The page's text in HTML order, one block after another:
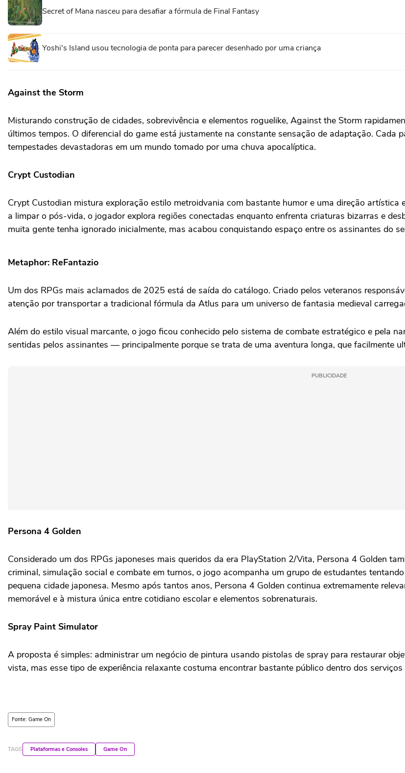
Secret of Mana nasceu para desafiar a fórmula de Final Fantasy
Yoshi's Island usou tecnologia de ponta para parecer desenhado por uma criança
Against the Storm
Misturando construção de cidades, sobrevivência e elementos roguelike, Against the Storm
últimos tempos. O diferencial do game está justamente na constante sensação de adaptação. Cada
tempestades devastadoras em um mundo tomado por uma chuva apocalíptica.
Crypt Custodian
Crypt Custodian mistura exploração estilo metroidvania com bastante humor e uma direção
a limpar o pós-vida, o jogador explora regiões conectadas enquanto enfrenta criaturas bizarras e
muita gente tenha ignorado inicialmente, mas acabou conquistando espaço entre os assinantes do
Metaphor: ReFantazio
Um dos RPGs mais aclamados de 2025 está de saída do catálogo. Criado pelos veteranos
atenção por transportar a tradicional fórmula da Atlus para um universo de fantasia medieval
Além do estilo visual marcante, o jogo ficou conhecido pelo sistema de combate estratégico e pela
sentidas pelos assinantes — principalmente porque se trata de uma aventura longa, que facilmente
PUBLICIDADE
Persona 4 Golden
Considerado um dos RPGs japoneses mais queridos da era PlayStation 2/Vita, Persona 4 Golden
criminal, simulação social e combate em turnos, o jogo acompanha um grupo de estudantes
pequena cidade japonesa. Mesmo após tantos anos, Persona 4 Golden continua extremamente
memorável e à mistura única entre cotidiano escolar e elementos sobrenaturais.
Spray Paint Simulator
A proposta é simples: administrar um negócio de pintura usando pistolas de spray para restaurar
vista, mas esse tipo de experiência relaxante costuma encontrar bastante público dentro dos
Fonte: Game On
TAGS Plataformas e Consoles Game On